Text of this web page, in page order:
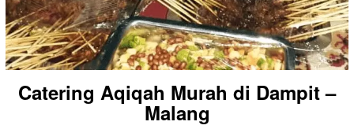
Catering Aqiqah Murah di Dampit –
Malang